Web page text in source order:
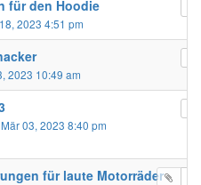
für den Hoodie
2023 4:51 pm
2023 10:49 am
03, 2023 8:40 pm
für laute Motorräder